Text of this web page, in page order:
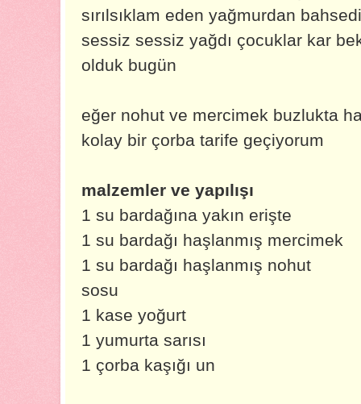
sırılsıklam eden yağmurdan
sessiz sessiz yağdı çocuklar kar
olduk bugün
eğer nohut ve mercimek buzlukta
kolay bir çorba tarife geçiyorum
malzemler ve yapılışı
1 su bardağına yakın erişte
1 su bardağı haşlanmış mercimek
1 su bardağı haşlanmış nohut
sosu
1 kase yoğurt
1 yumurta sarısı
1 çorba kaşığı un